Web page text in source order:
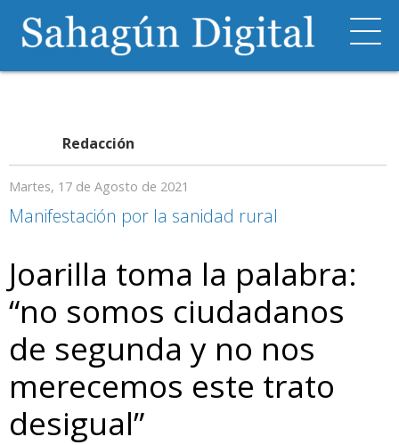
Redacción
Martes, 17 de Agosto de 2021
Manifestación por la sanidad rural
Joarilla toma la palabra:
“no somos ciudadanos
de segunda y no nos
merecemos este trato
desigual”